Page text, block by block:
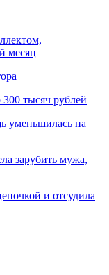
месяц
300 тысяч рублей
уменьшилась на
зарубить мужа,
и отсудила